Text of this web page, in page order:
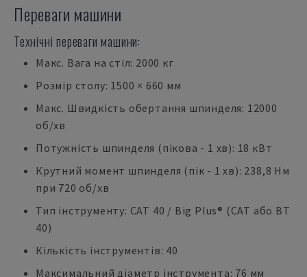
Переваги машини
Технічні переваги машини:
Макс. Вага на стіл: 2000 кг
Розмір столу: 1500 × 660 мм
Макс. Швидкість обертання шпинделя: 12000
об/хв
Потужність шпинделя (пікова - 1 хв): 18 кВт
Крутний момент шпинделя (пік - 1 хв): 238,8 Нм
при 720 об/хв
Тип інструменту: CAT 40 / Big Plus® (CAT або BT
40)
Кількість інструментів: 40
Максимальний діаметр інструмента: 76 мм